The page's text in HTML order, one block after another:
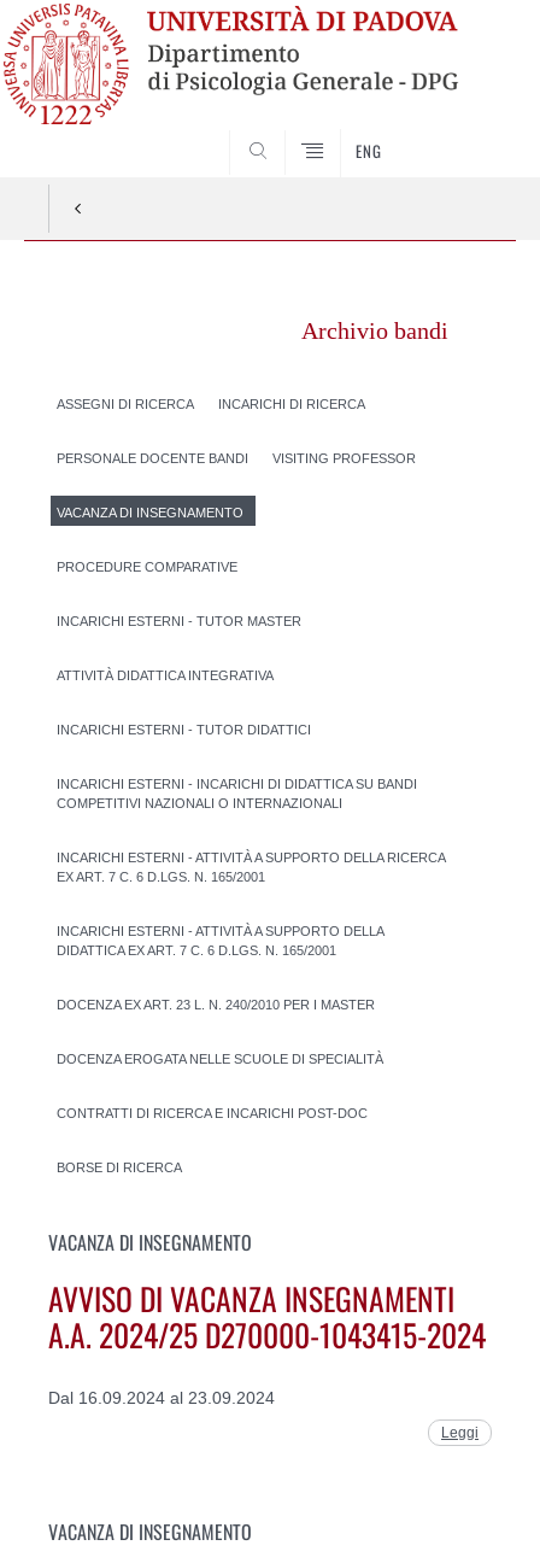
ENG
Archivio bandi
ASSEGNI DI RICERCA INCARICHI DI RICERCA
PERSONALE DOCENTE BANDI VISITING PROFESSOR
VACANZA DI INSEGNAMENTO
PROCEDURE COMPARATIVE
INCARICHI ESTERNI - TUTOR MASTER
ATTIVITÀ DIDATTICA INTEGRATIVA
INCARICHI ESTERNI - TUTOR DIDATTICI
INCARICHI ESTERNI - INCARICHI DI DIDATTICA SU BANDI
COMPETITIVI NAZIONALI O INTERNAZIONALI
INCARICHI ESTERNI - ATTIVITÀ A SUPPORTO DELLA RICERCA
EX ART. 7 C. 6 D.LGS. N. 165/2001
INCARICHI ESTERNI - ATTIVITÀ A SUPPORTO DELLA
DIDATTICA EX ART. 7 C. 6 D.LGS. N. 165/2001
DOCENZA EX ART. 23 L. N. 240/2010 PER I MASTER
DOCENZA EROGATA NELLE SCUOLE DI SPECIALITÀ
CONTRATTI DI RICERCA E INCARICHI POST-DOC
BORSE DI RICERCA
VACANZA DI INSEGNAMENTO
AVVISO DI VACANZA INSEGNAMENTI
A.A. 2024/25 D270000-1043415-2024
Dal 16.09.2024 al 23.09.2024
Leggi
VACANZA DI INSEGNAMENTO